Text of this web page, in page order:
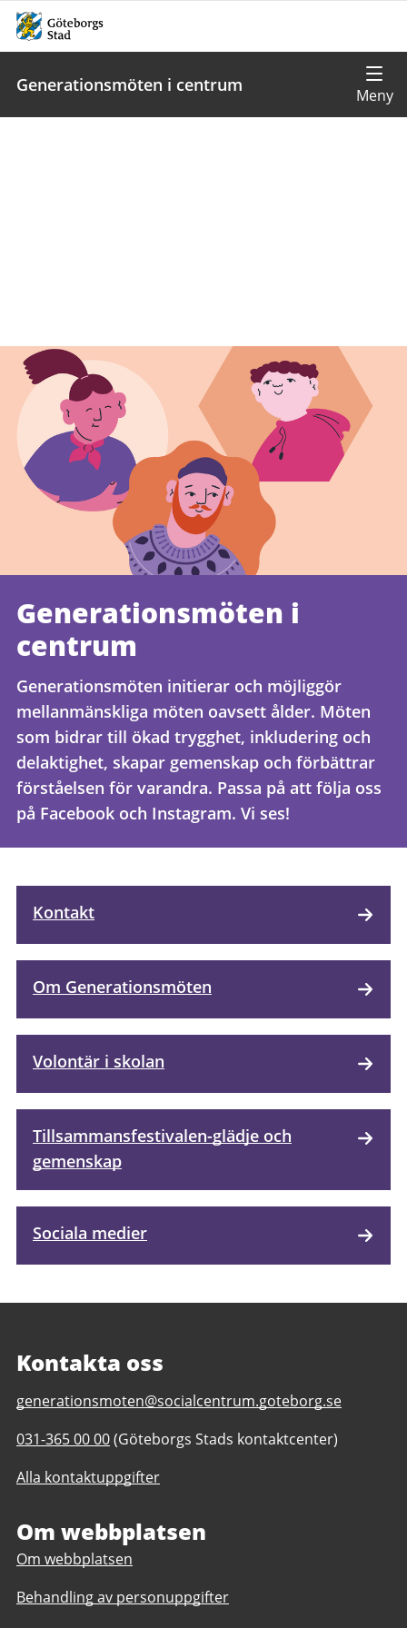
Generationsmöten i centrum
Generationsmöten i
centrum
Generationsmöten initierar och möjliggör
mellanmänskliga möten oavsett ålder. Möten
som bidrar till ökad trygghet, inkludering och
delaktighet, skapar gemenskap och förbättrar
förståelsen för varandra. Passa på att följa oss
på Facebook och Instagram. Vi ses!
Kontakt
Om Generationsmöten
Volontär i skolan
Tillsammansfestivalen-glädje och
gemenskap
Sociala medier
Kontakta oss
E-
till
Generationsmöten
generationsmoten@socialcentrum.goteborg.se
Telefonnummer
Generationsmöten
031-365 00 00(Göteborgs Stads kontaktcenter)
Alla kontaktuppgifter
Om webbplatsen
Om webbplatsen
Behandling av personuppgifter